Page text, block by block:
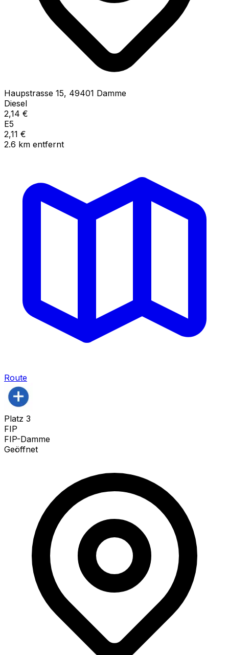
Haupstrasse 15, 49401 Damme
Diesel
2,14 €
E5
2,11 €
2.6 km entfernt
Route
Platz 3
FIP
FIP-Damme
Geöffnet